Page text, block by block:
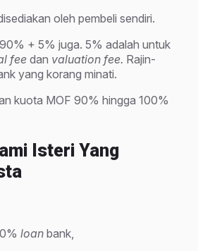
oleh pembeli sendiri.
+ 5% juga. 5% adalah untuk
fee dan valuation fee. Rajin-
yang korang minati.
kuota MOF 90% hingga 100%
Isteri Yang
loan bank,